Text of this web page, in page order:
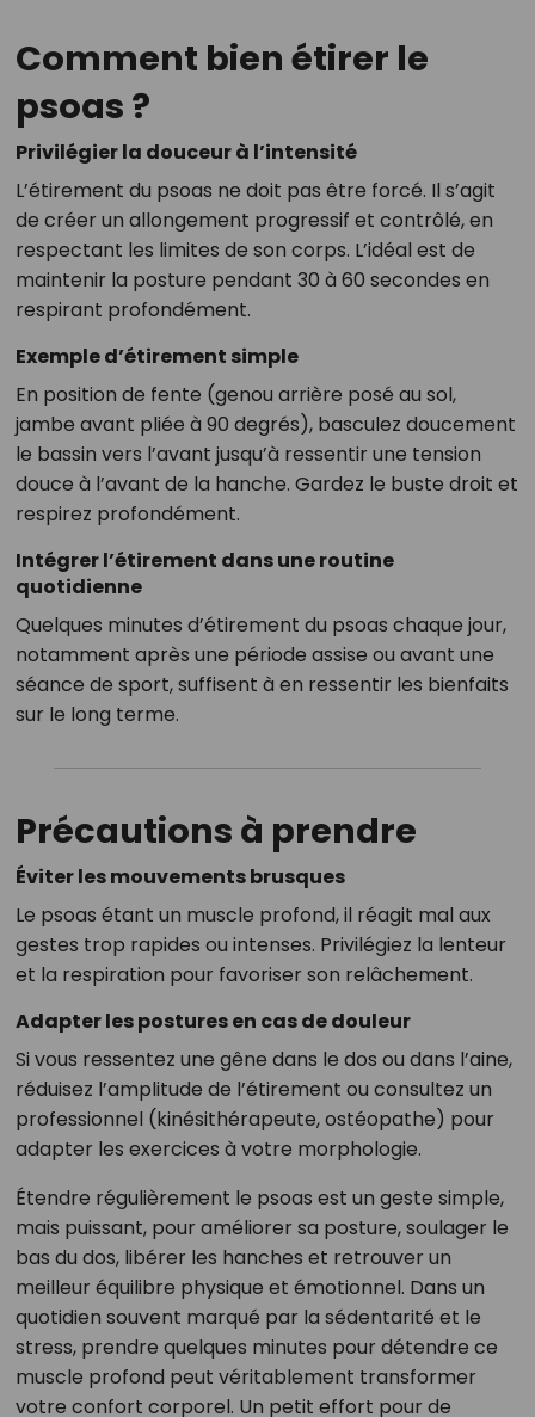
Comment bien étirer le
psoas ?
Privilégier la douceur à l’intensité
L’étirement du psoas ne doit pas être forcé. Il s’agit
de créer un allongement progressif et contrôlé, en
respectant les limites de son corps. L’idéal est de
maintenir la posture pendant 30 à 60 secondes en
respirant profondément.
Exemple d’étirement simple
En position de fente (genou arrière posé au sol,
jambe avant pliée à 90 degrés), basculez doucement
le bassin vers l’avant jusqu’à ressentir une tension
douce à l’avant de la hanche. Gardez le buste droit et
respirez profondément.
Intégrer l’étirement dans une routine
quotidienne
Quelques minutes d’étirement du psoas chaque jour,
notamment après une période assise ou avant une
séance de sport, suffisent à en ressentir les bienfaits
sur le long terme.
Précautions à prendre
Éviter les mouvements brusques
Le psoas étant un muscle profond, il réagit mal aux
gestes trop rapides ou intenses. Privilégiez la lenteur
et la respiration pour favoriser son relâchement.
Adapter les postures en cas de douleur
Si vous ressentez une gêne dans le dos ou dans l’aine,
réduisez l’amplitude de l’étirement ou consultez un
professionnel (kinésithérapeute, ostéopathe) pour
adapter les exercices à votre morphologie.
Étendre régulièrement le psoas est un geste simple,
mais puissant, pour améliorer sa posture, soulager le
bas du dos, libérer les hanches et retrouver un
meilleur équilibre physique et émotionnel. Dans un
quotidien souvent marqué par la sédentarité et le
stress, prendre quelques minutes pour détendre ce
muscle profond peut véritablement transformer
votre confort corporel. Un petit effort pour de